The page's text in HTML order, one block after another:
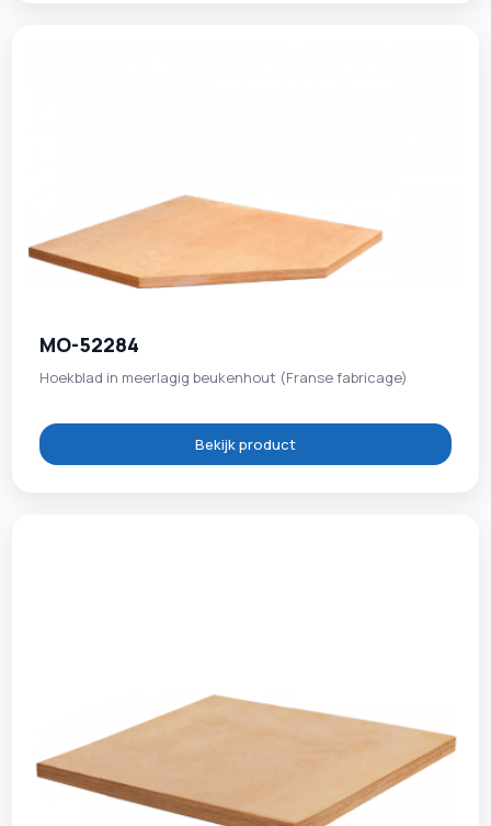
MO-52284
Hoekblad in meerlagig beukenhout (Franse fabricage)
Bekijk product